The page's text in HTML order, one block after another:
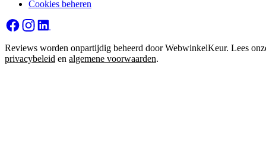
Cookies beheren
Reviews worden onpartijdig beheerd door WebwinkelKeur. Lees
privacybeleid en algemene voorwaarden.